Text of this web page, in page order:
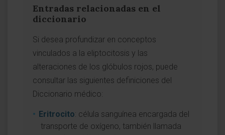
Entradas relacionadas en el
diccionario
Si desea profundizar en conceptos
vinculados a la eliptocitosis y las
alteraciones de los glóbulos rojos, puede
consultar las siguientes definiciones del
Diccionario médico:
Eritrocito: célula sanguínea encargada del
transporte de oxígeno, también llamada